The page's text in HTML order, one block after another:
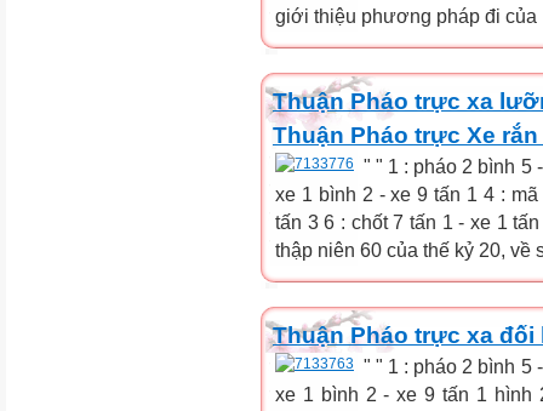
giới thiệu phương pháp đi của
Thuận Pháo trực xa
Thuận Pháo trực Xe
" " 1 : pháo 2 bình 5
xe 1 bình 2 - xe 9 tấn 1 4 :
tấn 3 6 : chốt 7 tấn 1 - xe 1
thập niên 60 của thế kỷ 20, về
Thuận Pháo trực xa đối
" " 1 : pháo 2 bình 5
xe 1 bình 2 - xe 9 tấn 1 hình